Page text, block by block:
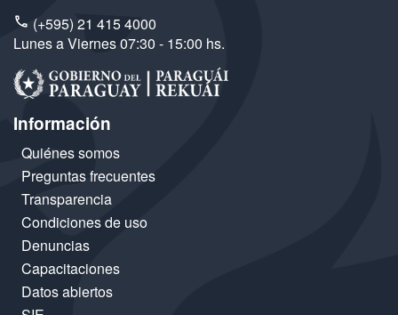
(+595) 21 415 4000
Lunes a Viernes 07:30 - 15:00 hs.
Información
Quiénes somos
Preguntas frecuentes
Transparencia
Condiciones de uso
Denuncias
Capacitaciones
Datos abiertos